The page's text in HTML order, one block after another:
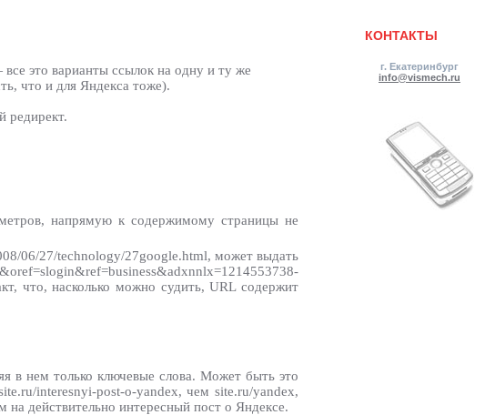
это варианты ссылок на одну и ту же
что и для Яндекса тоже).
редирект.
напрямую к содержимому страницы не
06/27/technology/27google.html, может выдать
что, насколько можно судить, URL содержит
в нем только ключевые слова. Может быть это
interesnyi-post-o-yandex, чем site.ru/yandex,
на действительно интересный пост о Яндексе.
КОНТАКТЫ
г. Екатеринбург
info@vismech.ru